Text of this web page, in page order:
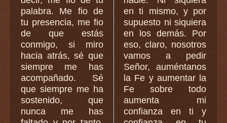
palabra. Me fio de
tu presencia, me fio
de que estás
conmigo, si miro
hacia atrás, sé que
siempre me has
acompañado. Sé
que siempre me ha
sostenido, que
nunca me has
en ti mismo, y por
supuesto ni siquiera
en los demás. Por
eso, claro, nosotros
vamos a pedir
Señor, auméntanos
la Fe y aumentar la
Fe sobre todo
aumenta mi
confianza en ti y